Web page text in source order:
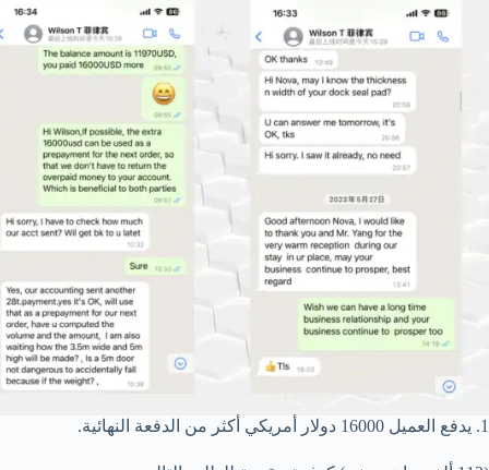
1. يدفع العميل 16000 دولار أمريكي أكثر من الدفعة النهائية.